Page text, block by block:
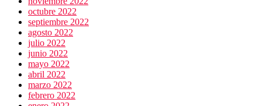
octubre 2022
septiembre 2022
agosto 2022
julio 2022
junio 2022
mayo 2022
abril 2022
marzo 2022
febrero 2022